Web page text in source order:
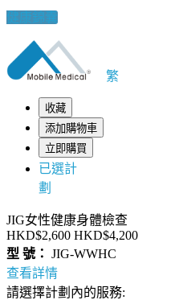
健康錦囊
繁
收藏
添加購物車
立即購買
已選計
劃
JIG女性健康身體檢查
HKD$2,600 HKD$4,200
型 號： JIG-WWHC
查看詳情
請選擇計劃內的服務: